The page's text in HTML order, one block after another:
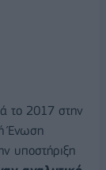
το 2017 στην
Ένωση
υποστήριξη